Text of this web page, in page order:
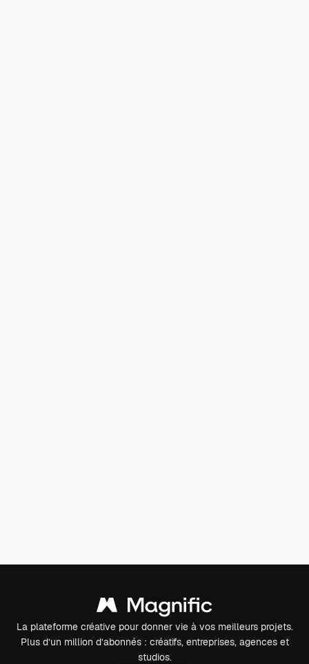
La plateforme créative pour donner vie à vos meilleurs projets.
Plus d’un million d’abonnés : créatifs, entreprises, agences et
studios.